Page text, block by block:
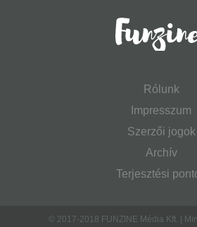
Rólunk
Impresszum
Szerzői jogok
Archív
Terjesztési
© 2017-2018 FUNZINE Média Kft. |